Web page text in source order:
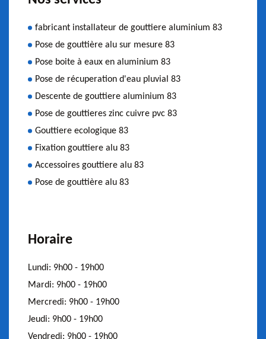
fabricant installateur de gouttiere aluminium 83
Pose de gouttière alu sur mesure 83
Pose boite à eaux en aluminium 83
Pose de récuperation d'eau pluvial 83
Descente de gouttiere aluminium 83
Pose de gouttieres zinc cuivre pvc 83
Gouttiere ecologique 83
Fixation gouttiere alu 83
Accessoires gouttiere alu 83
Pose de gouttière alu 83
Horaire
Lundi: 9h00 - 19h00
Mardi: 9h00 - 19h00
Mercredi: 9h00 - 19h00
Jeudi: 9h00 - 19h00
Vendredi: 9h00 - 19h00